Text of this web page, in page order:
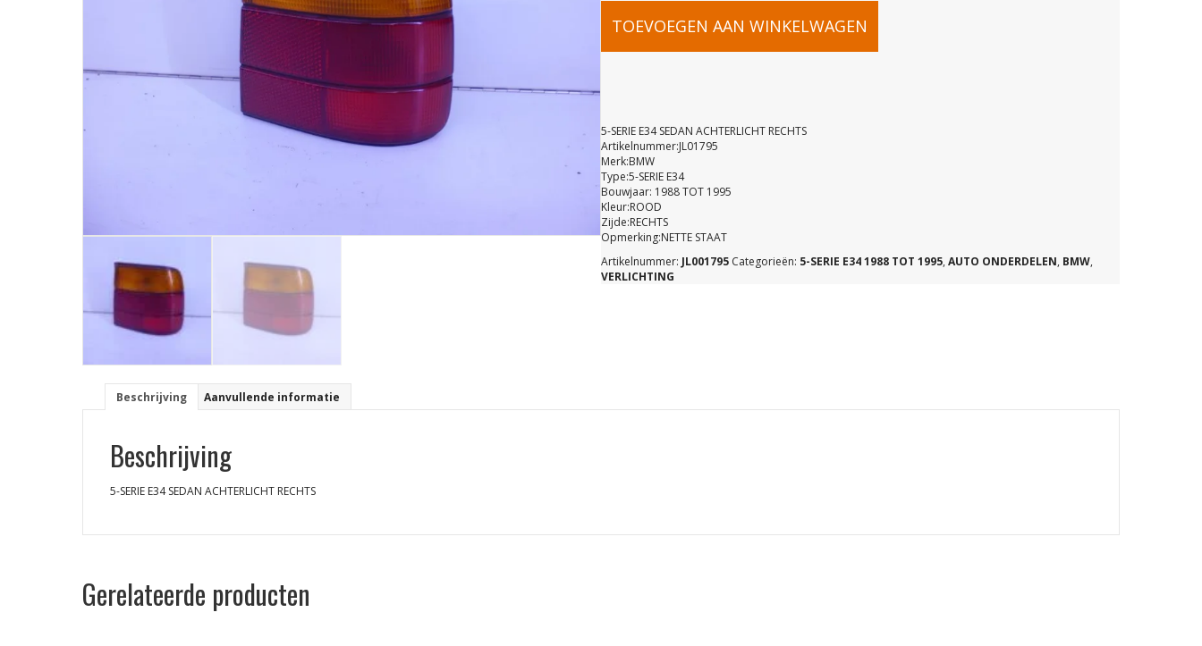
5-
E34
SEDAN
ACHTERLICHT
RECHTS
TOEVOEGEN AAN WINKELWAGEN
5-SERIE E34 SEDAN ACHTERLICHT RECHTS
Artikelnummer:JL01795
Merk:BMW
Type:5-SERIE E34
Bouwjaar: 1988 TOT 1995
Kleur:ROOD
Zijde:RECHTS
Opmerking:NETTE STAAT
Artikelnummer: JL001795 Categorieën: 5-SERIE E34 1988 TOT 1995, AUTO ONDERDELEN, BMW,
VERLICHTING
Beschrijving Aanvullende informatie
Beschrijving
5-SERIE E34 SEDAN ACHTERLICHT RECHTS
Gerelateerde producten